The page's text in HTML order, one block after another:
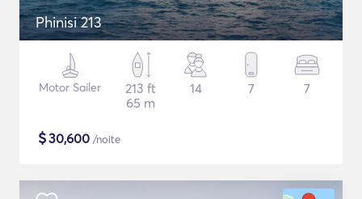
Phinisi 213
Motor Sailer
213 ft
65 m
14 7 7
$30,600 /noite